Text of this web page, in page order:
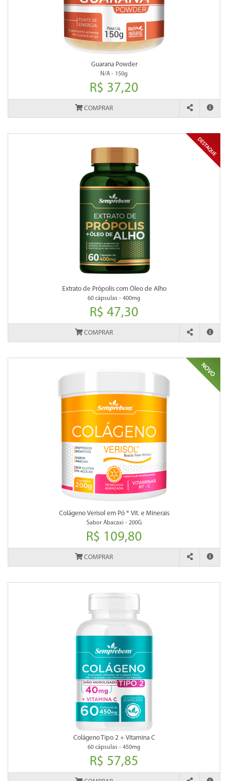
Guarana Powder
N/A - 150g
R$ 37,20
COMPRAR
Extrato de Própolis com Óleo de Alho
60 cápsulas - 400mg
R$ 47,30
COMPRAR
Colágeno Verisol em Pó ® Vit. e Minerais
Sabor Abacaxi - 200G
R$ 109,80
COMPRAR
Colágeno Tipo 2 + Vitamina C
60 cápsulas - 450mg
R$ 57,85